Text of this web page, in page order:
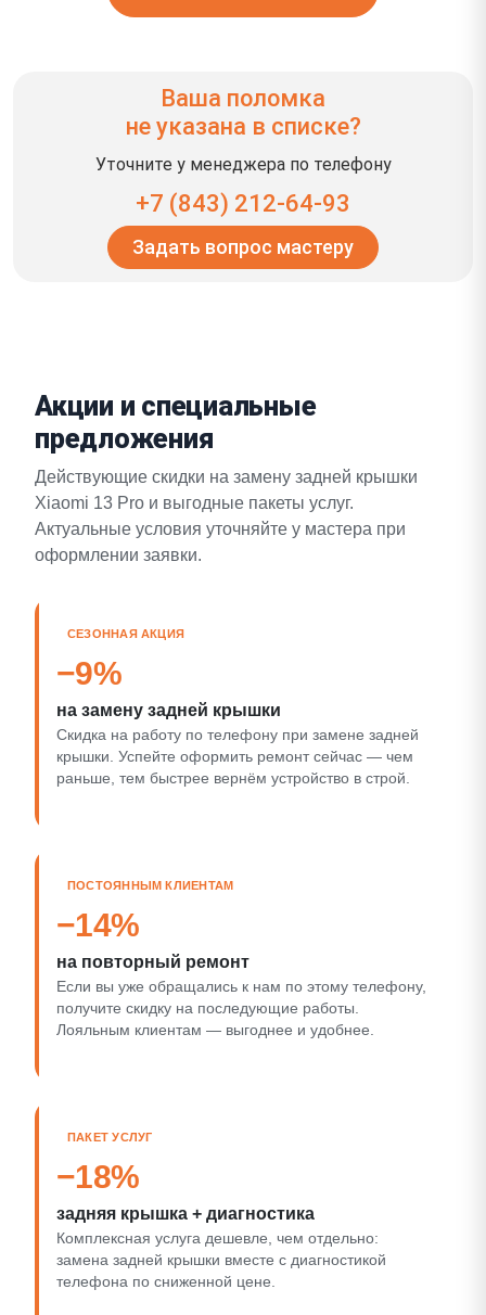
Ваша поломка
не указана в списке?
Уточните у менеджера по телефону
+7 (843) 212-64-93
Задать вопрос мастеру
Акции и специальные
предложения
Действующие скидки на замену задней крышки
Xiaomi 13 Pro и выгодные пакеты услуг.
Актуальные условия уточняйте у мастера при
оформлении заявки.
СЕЗОННАЯ АКЦИЯ
−9%
на замену задней крышки
Скидка на работу по телефону при замене задней
крышки. Успейте оформить ремонт сейчас — чем
раньше, тем быстрее вернём устройство в строй.
ПОСТОЯННЫМ КЛИЕНТАМ
−14%
на повторный ремонт
Если вы уже обращались к нам по этому телефону,
получите скидку на последующие работы.
Лояльным клиентам — выгоднее и удобнее.
ПАКЕТ УСЛУГ
−18%
задняя крышка + диагностика
Комплексная услуга дешевле, чем отдельно:
замена задней крышки вместе с диагностикой
телефона по сниженной цене.